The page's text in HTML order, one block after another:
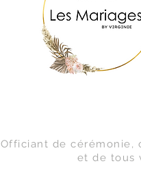
Officiant de cérémonie,
et de tous